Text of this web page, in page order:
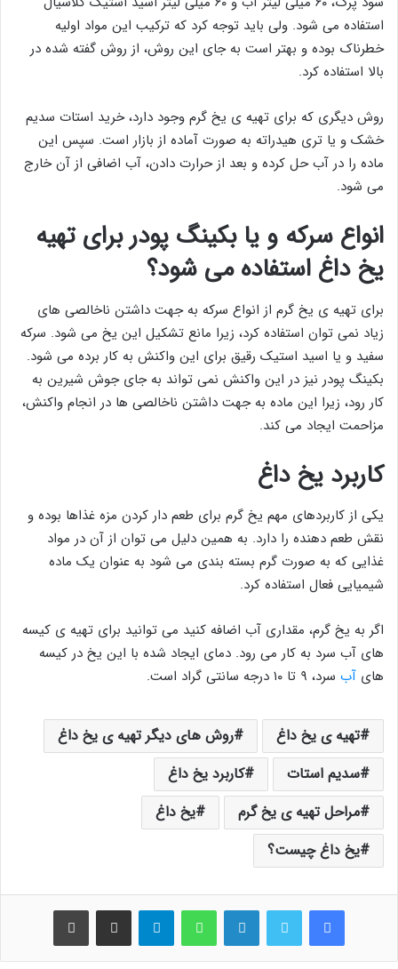
استفاده می شود. ولی باید توجه کرد که ترکیب این مواد اولیه
خطرناک بوده و بهتر است به جای این روش، از روش گفته شده در
بالا استفاده کرد.
روش دیگری که برای تهیه ی یخ گرم وجود دارد، خرید استات سدیم
خشک و یا تری هیدراته به صورت آماده از بازار است. سپس این
ماده را در آب حل کرده و بعد از حرارت دادن، آب اضافی از آن خارج
می شود.
انواع سرکه و یا بکینگ پودر برای تهیه
یخ داغ استفاده می شود؟
برای تهیه ی یخ گرم از انواع سرکه به جهت داشتن ناخالصی های
زیاد نمی توان استفاده کرد، زیرا مانع تشکیل این یخ می شود. سرکه
سفید و یا اسید استیک رقیق برای این واکنش به کار برده می شود.
بکینگ پودر نیز در این واکنش نمی تواند به جای جوش شیرین به
کار رود، زیرا این ماده به جهت داشتن ناخالصی ها در انجام واکنش،
مزاحمت ایجاد می کند.
کاربرد یخ داغ
یکی از کاربردهای مهم یخ گرم برای طعم دار کردن مزه غذاها بوده و
نقش طعم دهنده را دارد. به همین دلیل می توان از آن در مواد
غذایی که به صورت گرم بسته بندی می شود به عنوان یک ماده
شیمیایی فعال استفاده کرد.
اگر به یخ گرم، مقداری آب اضافه کنید می توانید برای تهیه ی کیسه
های آب سرد به کار می رود. دمای ایجاد شده با این یخ در کیسه
های آب سرد، ۹ تا ۱۰ درجه سانتی گراد است.
تهیه ی یخ داغ
روش های دیگر تهیه ی یخ داغ
سدیم استات
کاربرد یخ داغ
مراحل تهیه ی یخ گرم
یخ داغ
یخ داغ چیست؟
فیس بوک لینکدین واتس آپ اشتراک گذاری از طریق ایمیل